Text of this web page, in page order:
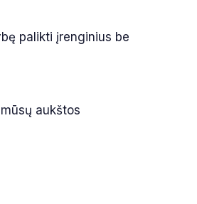
palikti įrenginius be
aukštos